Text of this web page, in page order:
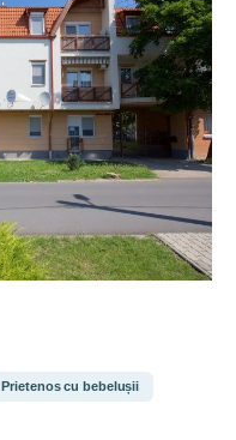
Prietenos cu bebelușii